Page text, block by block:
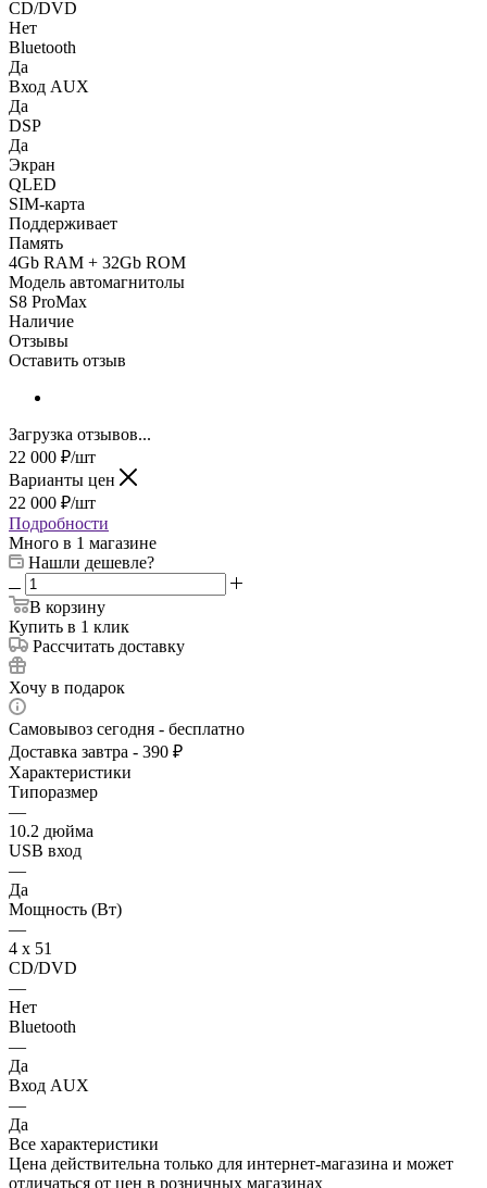
CD/DVD
Нет
Bluetooth
Да
Вход AUX
Да
DSP
Да
Экран
QLED
SIM-карта
Поддерживает
Память
4Gb RAM + 32Gb ROM
Модель автомагнитолы
S8 ProMax
Наличие
Отзывы
Оставить отзыв
Загрузка отзывов...
22 000 ₽/шт
Варианты цен
22 000 ₽/шт
Подробности
Много в 1 магазине
Нашли дешевле?
В корзину
Купить в 1 клик
Рассчитать доставку
Хочу в подарок
Самовывоз сегодня - бесплатно
Доставка завтра - 390 ₽
Характеристики
Типоразмер
—
10.2 дюйма
USB вход
—
Да
Мощность (Вт)
—
4 х 51
CD/DVD
—
Нет
Bluetooth
—
Да
Вход AUX
—
Да
Все характеристики
Цена действительна только для интернет-магазина и может
отличаться от цен в розничных магазинах